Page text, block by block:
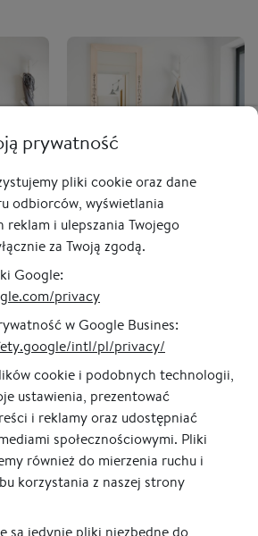
Lustro prostokątne w
drewnianej ramie AMBIENT
od 1 090,00 zł
Następna
prywatność
pliki cookie oraz dane
odbiorców, wyświetlania
reklam i ulepszania Twojego
za Twoją zgodą.
Google:
privacy
w Google Busines:
intl/pl/privacy/
cookie i podobnych technologii,
ustawienia, prezentować
i reklamy oraz udostępniać
społecznościowymi. Pliki
również do mierzenia ruchu i
korzystania z naszej strony
są jedynie pliki niezbędne do